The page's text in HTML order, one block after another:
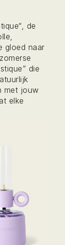
“, de
gloed naar
die
met jouw
elke